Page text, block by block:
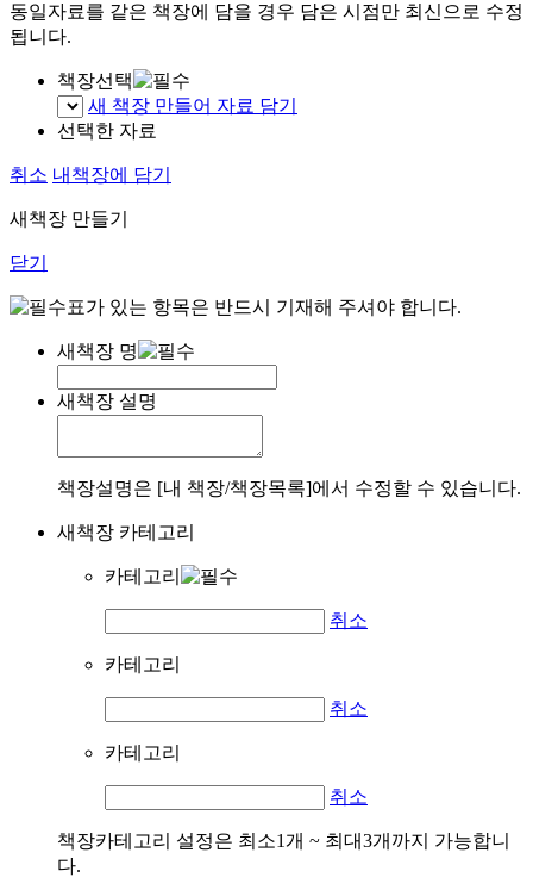
동일자료를 같은 책장에 담을 경우 담은 시점만 최신으로 수정
됩니다.
책장선택
새 책장 만들어 자료 담기
선택한 자료
취소 내책장에 담기
새책장 만들기
닫기
표가 있는 항목은 반드시 기재해 주셔야 합니다.
새책장 명
새책장 설명
책장설명은 [내 책장/책장목록]에서 수정할 수 있습니다.
새책장 카테고리
카테고리
취소
카테고리
취소
카테고리
취소
책장카테고리 설정은 최소1개 ~ 최대3개까지 가능합니
다.